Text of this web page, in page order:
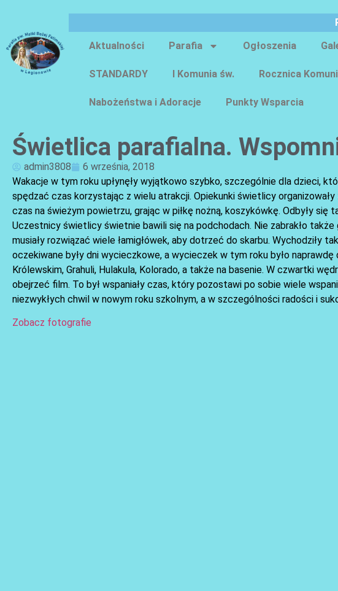
Aktualności
Parafia Ogłoszenia
STANDARDY I Komunia św. Rocznica
Nabożeństwa i Adoracje Punkty Wsparcia
Świetlica parafialna.
admin3808
6 września, 2018
Wakacje w tym roku upłynęły wyjątkowo szybko, szczególnie dla dzieci,
spędzać czas korzystając z wielu atrakcji. Opiekunki świetlicy
czas na świeżym powietrzu, grając w piłkę nożną, koszykówkę. Odbyły
Uczestnicy świetlicy świetnie bawili się na podchodach. Nie zabrakło
musiały rozwiązać wiele łamigłówek, aby dotrzeć do skarbu. Wychodziły
oczekiwane były dni wycieczkowe, a wycieczek w tym roku było naprawdę
Królewskim, Grahuli, Hulakula, Kolorado, a także na basenie. W czwartki
obejrzeć film. To był wspaniały czas, który pozostawi po sobie wiele
niezwykłych chwil w nowym roku szkolnym, a w szczególności radości i
Zobacz fotografie